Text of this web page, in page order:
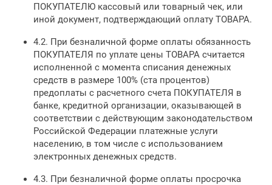
ПОКУПАТЕЛЮ кассовый или товарный чек, или
иной документ, подтверждающий оплату ТОВАРА.
4.2. При безналичной форме оплаты обязанность
ПОКУПАТЕЛЯ по уплате цены ТОВАРА считается
исполненной с момента списания денежных
средств в размере 100% (ста процентов)
предоплаты с расчетного счета ПОКУПАТЕЛЯ в
банке, кредитной организации, оказывающей в
соответствии с действующим законодательством
Российской Федерации платежные услуги
населению, в том числе с использованием
электронных денежных средств.
4.3. При безналичной форме оплаты просрочка